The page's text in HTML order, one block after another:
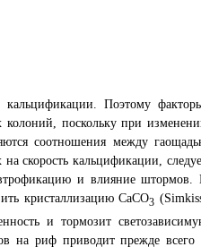
кальцификации. Поэтому
поскольку при
соотношения между
скорость кальцификации,
и влияние штормов.
кристаллизацию СаСО3
и тормозит
на риф приводит прежде всего